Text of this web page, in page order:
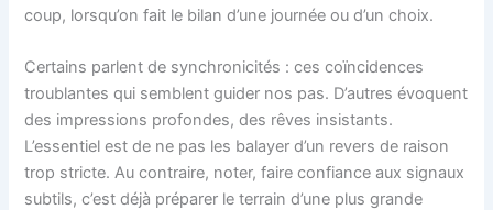
coup, lorsqu’on fait le bilan d’une journée ou d’un choix.
Certains parlent de synchronicités : ces coïncidences
troublantes qui semblent guider nos pas. D’autres évoquent
des impressions profondes, des rêves insistants.
L’essentiel est de ne pas les balayer d’un revers de raison
trop stricte. Au contraire, noter, faire confiance aux signaux
subtils, c’est déjà préparer le terrain d’une plus grande